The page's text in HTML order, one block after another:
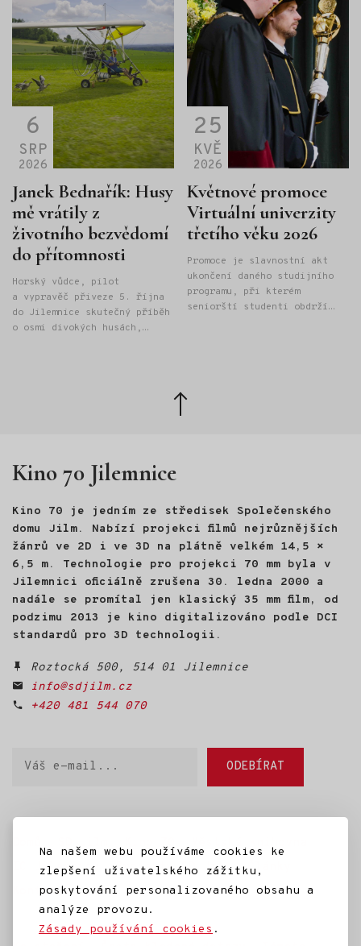
Na našem webu používáme cookies ke
zlepšení uživatelského zážitku,
poskytování personalizovaného obsahu a
analýze provozu.
Zásady používání cookies .
6
SRP
2026
Janek Bednařík: Husy
mě vrátily z
životního bezvědomí
do přítomnosti
Horský vůdce, pilot
a vypravěč přiveze 5. října
do Jilemnice skutečný příběh
o osmi divokých husách,
a manažerskou práci. Právě
tehdy se ocitl na životní
dál, našel na nečekaném
místě: ve světě divokých
hus. Na Velikonoce roku 2022
se mu vylíhlo osm housat.
Půl roku s nimi žil, učil je
poznávat svět a nakonec
s nimi létal na rogale nad
Českým rájem. Z této
zkušenosti vznikl HUSOPAS -
o husách, o člověku
a o návratu k sobě.
25
KVĚ
2026
Květnové promoce
Virtuální univerzity
třetího věku 2026
Promoce je slavnostní akt
ukončení daného studijního
programu, při kterém
seniorští studenti obdrží
Zpět
nahoru
Kino 70 Jilemnice
Kino 70 je jedním ze středisek Společenského
domu Jilm. Nabízí projekci filmů nejrůznějších
žánrů ve 2D i ve 3D na plátně velkém 14,5 ×
6,5 m. Technologie pro projekci 70 mm byla v
Jilemnici oficiálně zrušena 30. ledna 2000 a
nadále se promítal jen klasický 35 mm film, od
podzimu 2013 je kino digitalizováno podle DCI
standardů pro 3D technologii.
Roztocká 500, 514 01 Jilemnice
info@sdjilm.cz
+420 481 544 070
ODEBÍRAT
SD Jilm Kino 70
Městská knihovna
IC Jilemnice
Projekty SD Jilm
Články
Kontakt